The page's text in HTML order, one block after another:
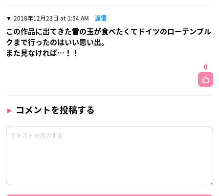
2018年12月23日 at 1:54 AM 返信
この作品に出てきた雪の玉が食べたくてドイツのローテンブル
クまで行ったのはいい思い出。
また見なければ…！！
0
コメントを投稿する